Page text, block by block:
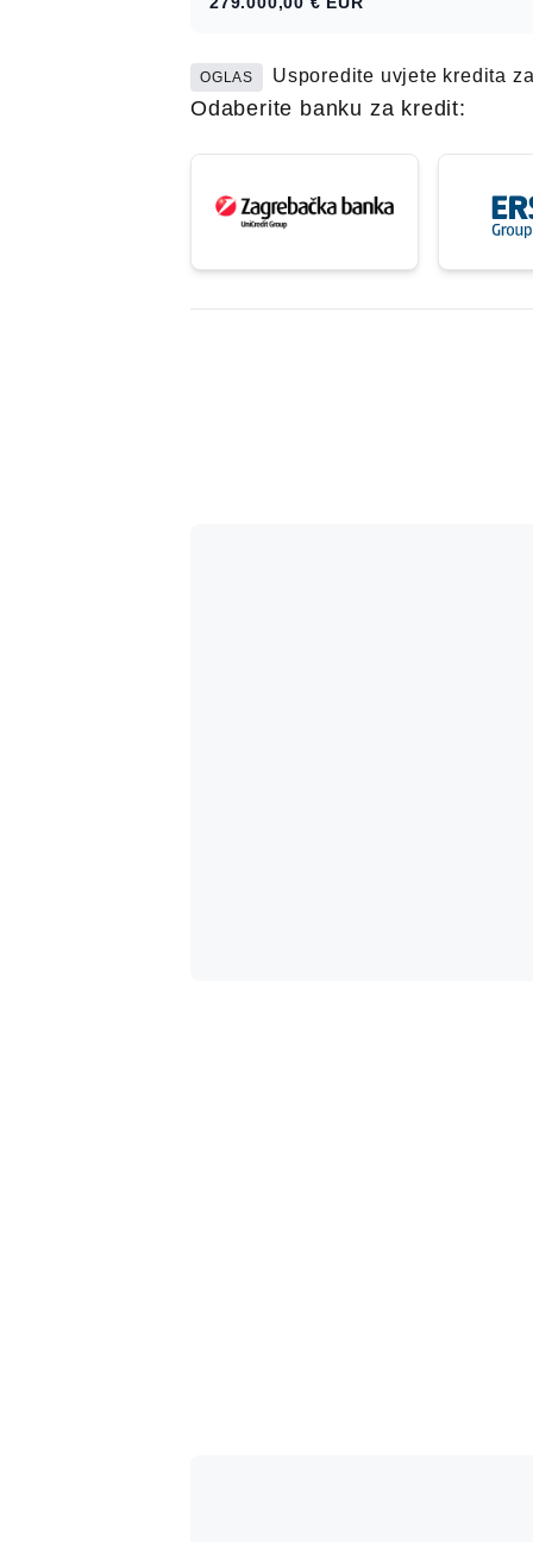
trgovina, restorana, bolnica,
OGLAS Usporedite uvjete kredita
Odaberite banku za kredit: